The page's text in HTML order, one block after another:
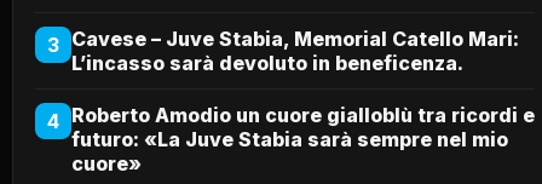
3 Cavese – Juve Stabia, Memorial Catello Mari:
L’incasso sarà devoluto in beneficenza.
4 Roberto Amodio un cuore gialloblù tra ricordi e
futuro: «La Juve Stabia sarà sempre nel mio
cuore»